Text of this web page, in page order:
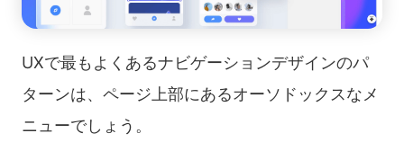
UXで最もよくあるナビゲーションデザインのパ
ターンは、ページ上部にあるオーソドックスなメ
ニューでしょう。